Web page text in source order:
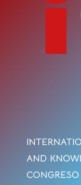
AND